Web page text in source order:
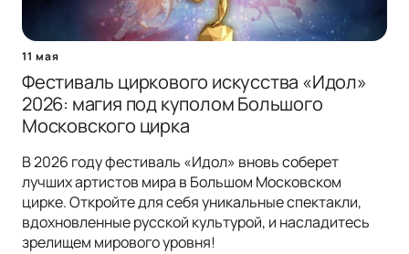
11 мая
Фестиваль циркового искусства «Идол»
2026: магия под куполом Большого
Московского цирка
В 2026 году фестиваль «Идол» вновь соберет
лучших артистов мира в Большом Московском
цирке. Откройте для себя уникальные спектакли,
вдохновленные русской культурой, и насладитесь
зрелищем мирового уровня!